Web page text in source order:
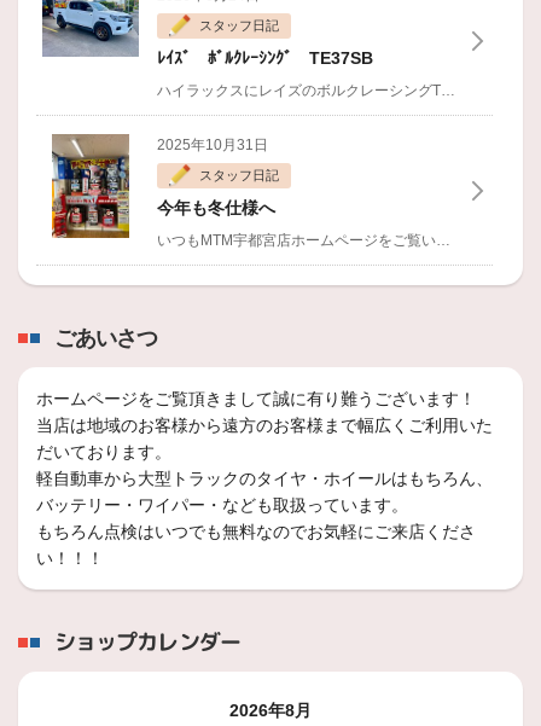
2026年1月30日
2026年1月14日
1月21日 営業時間変更のお知らせ
2025年12月31日
2026年1月のお知らせ
スタッフ日記
ﾚｲｽﾞ ﾎﾞﾙｸﾚｰｼﾝｸﾞ TE37SB
ハイラックスにレイズのボルクレーシングTE37SBご購入いただきました。
2025年10月31日
スタッフ日記
今年も冬仕様へ
いつもMTM宇都宮店ホームページをご覧いただきましてありがとうございます。
ミスタータイヤマン宇都宮店WEBサイトをご覧いただきありがとうございます。
2024年7月23日
スタッフ日記
REGNO GR-XⅢ PART2
スタッフ日記
ごあいさつ
ホームページをご覧頂きまして誠に有り難うございます！
当店は地域のお客様から遠方のお客様まで幅広くご利用いた
だいております。
軽自動車から大型トラックのタイヤ・ホイールはもちろん、
バッテリー・ワイパー・なども取扱っています。
もちろん点検はいつでも無料なのでお気軽にご来店くださ
い！！！
ショップカレンダー
2026年8月